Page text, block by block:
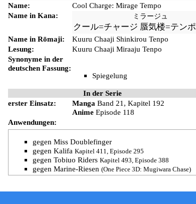
Name:
Cool Charge: Mirage Tempo
Name in Kana:
ミラージュ
クール=チャージ 蜃気楼=テンポ
Name in Rōmaji:
Kuuru Chaaji Shinkirou Tenpo
Lesung:
Kuuru Chaaji Miraaju Tenpo
Synonyme in der
deutschen Fassung:
Spiegelung
In der Serie
erster Einsatz:
Manga Band 21 , Kapitel 192
Anime Episode 118
Anwendungen:
gegen Miss Doublefinger
gegen Kalifa Kapitel 411 Episode 295
gegen Tobiuo Riders Kapitel 493 Episode 388
gegen Marine-Riesen (One Piece 3D: Mugiwara Chase)
gegenFischmenschen